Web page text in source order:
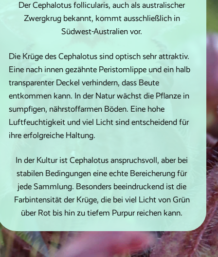
Der Cephalotus follicularis, auch als australischer
Zwergkrug bekannt, kommt ausschließlich in
Südwest-Australien vor.
Die Krüge des Cephalotus sind optisch sehr attraktiv.
Eine nach innen gezähnte Peristomlippe und ein halb
transparenter Deckel verhindern, dass Beute
entkommen kann. In der Natur wächst die Pflanze in
sumpfigen, nährstoffarmen Böden. Eine hohe
Luftfeuchtigkeit und viel Licht sind entscheidend für
ihre erfolgreiche Haltung.
In der Kultur ist Cephalotus anspruchsvoll, aber bei
stabilen Bedingungen eine echte Bereicherung für
jede Sammlung. Besonders beeindruckend ist die
Farbintensität der Krüge, die bei viel Licht von Grün
über Rot bis hin zu tiefem Purpur reichen kann.